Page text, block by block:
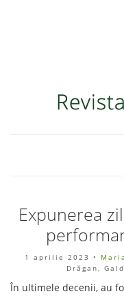
Expunerea
1 aprilie 2023 •
Drăgan,
În ultimele decenii, au